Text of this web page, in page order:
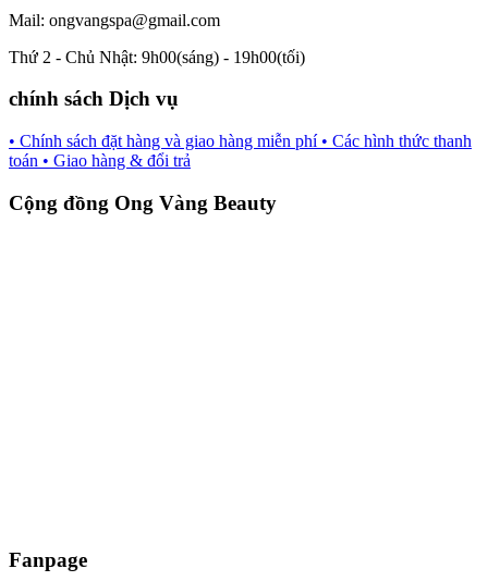
Mail: ongvangspa@gmail.com
Thứ 2 - Chủ Nhật: 9h00(sáng) - 19h00(tối)
chính sách Dịch vụ
• Chính sách đặt hàng và giao hàng miễn phí • Các hình thức thanh
toán • Giao hàng & đổi trả
Cộng đồng Ong Vàng Beauty
Fanpage